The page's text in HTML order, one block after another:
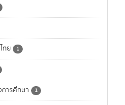
ทย 1
ารศึกษา 1